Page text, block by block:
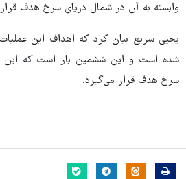
وابسته به آن در شمال دریای سرخ هدف
یحیی سریع بیان کرد که اهداف این
شده است و این ششمین بار است که این
سرخ هدف قرار می‌گیرد.